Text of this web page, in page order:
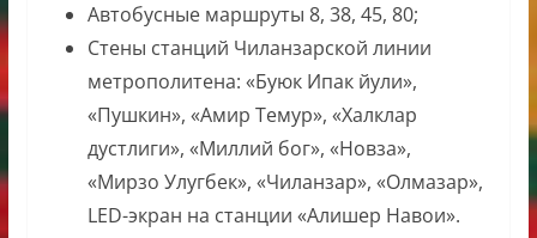
Автобусные маршруты 8, 38, 45, 80;
Стены станций Чиланзарской линии
метрополитена: «Буюк Ипак йули»,
«Пушкин», «Амир Темур», «Халклар
дустлиги», «Миллий бог», «Новза»,
«Мирзо Улугбек», «Чиланзар», «Олмазар»,
LED-экран на станции «Алишер Навои».